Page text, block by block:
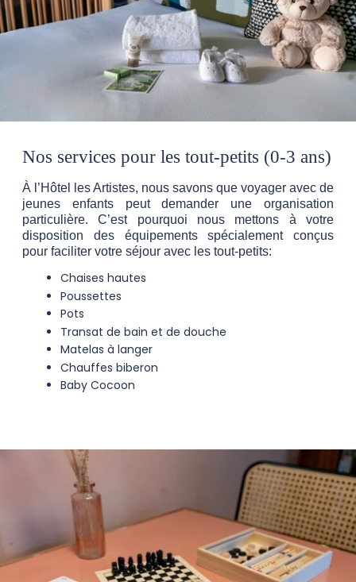
Nos services pour les tout-petits (0-3 ans)
À l’Hôtel les Artistes, nous savons que voyager avec de
jeunes enfants peut demander une organisation
particulière. C’est pourquoi nous mettons à votre
disposition des équipements spécialement conçus
pour faciliter votre séjour avec les tout-petits:
Chaises hautes
Poussettes
Pots
Transat de bain et de douche
Matelas à langer
Chauffes biberon
Baby Cocoon